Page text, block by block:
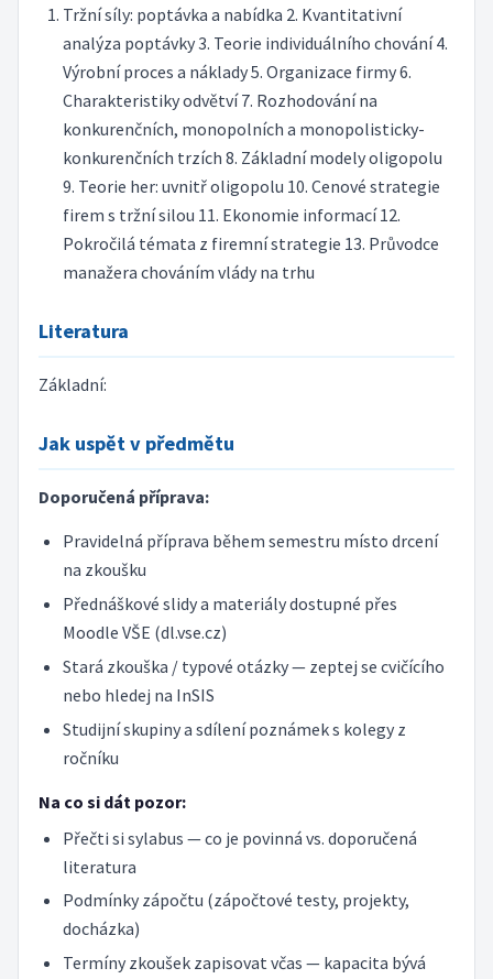
Tržní síly: poptávka a nabídka 2. Kvantitativní
analýza poptávky 3. Teorie individuálního chování 4.
Výrobní proces a náklady 5. Organizace firmy 6.
Charakteristiky odvětví 7. Rozhodování na
konkurenčních, monopolních a monopolisticky-
konkurenčních trzích 8. Základní modely oligopolu
9. Teorie her: uvnitř oligopolu 10. Cenové strategie
firem s tržní silou 11. Ekonomie informací 12.
Pokročilá témata z firemní strategie 13. Průvodce
manažera chováním vlády na trhu
Literatura
Základní:
Jak uspět v předmětu
Doporučená příprava:
Pravidelná příprava během semestru místo drcení
na zkoušku
Přednáškové slidy a materiály dostupné přes
Moodle VŠE (dl.vse.cz)
Stará zkouška / typové otázky — zeptej se cvičícího
nebo hledej na InSIS
Studijní skupiny a sdílení poznámek s kolegy z
ročníku
Na co si dát pozor:
Přečti si sylabus — co je povinná vs. doporučená
literatura
Podmínky zápočtu (zápočtové testy, projekty,
docházka)
Termíny zkoušek zapisovat včas — kapacita bývá